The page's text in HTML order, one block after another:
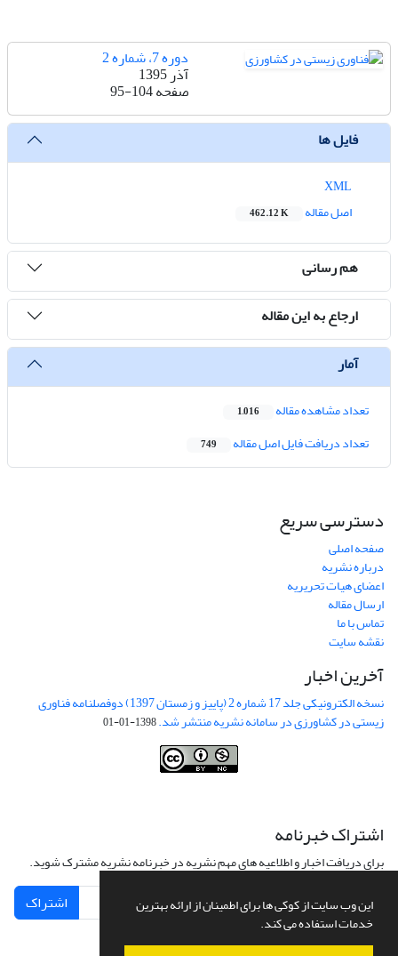
این وب سایت از کوکی ها برای اطمینان از ارائه بهترین
خدمات استفاده می کند.
دوره 7، شماره 2
آذر 1395
صفحه95-104
فایل ها
اصل مقاله
462.12 K
هم رسانی
ارجاع به این مقاله
آمار
تعداد مشاهده مقاله 1,016
تعداد دریافت فایل اصل مقاله 749
دسترسی سریع
صفحه اصلی
درباره نشریه
اعضای هیات تحریریه
ارسال مقاله
تماس با ما
نقشه سایت
آخرین اخبار
نسخه الکترونیکی جلد 17 شماره 2 (پاییز و زمستان 1397) دوفصلنامه فناوری
زیستی در کشاورزی در سامانه نشریه منتشر شد.1398-01-01
اشتراک خبرنامه
برای دریافت اخبار و اطلاعیه های مهم نشریه در خبرنامه نشریه مشترک شوید.
اشتراک